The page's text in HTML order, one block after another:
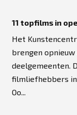
11 topfilms in
Het
brengen
deelgemeenten.
filmliefhebbers in
Oo...